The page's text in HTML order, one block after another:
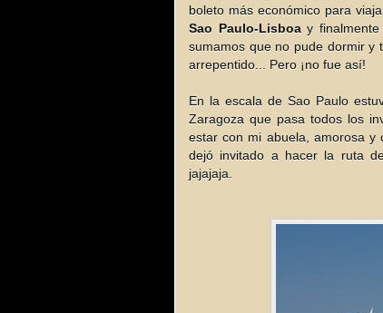
boleto más económico para
Sao Paulo-Lisboay finalmente
sumamos que no pude dormir y
arrepentido... Pero ¡no fue así!
En la escala de Sao Paulo
Zaragoza que pasa todos los
estar con mi abuela, amorosa y
dejó invitado a hacer la ruta
jajajaja.